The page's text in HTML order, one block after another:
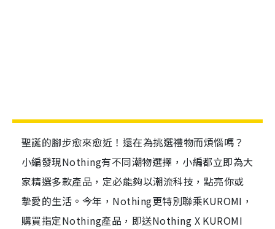
聖誕的腳步愈來愈近！還在為挑選禮物而煩惱嗎？
小編發現Nothing有不同潮物選擇，小編都立即為大
家精選多款產品，定必能夠以潮流科技，點亮你或
摯愛的生活。今年，Nothing更特別聯乘KUROMI，
購買指定Nothing產品，即送Nothing X KUROMI